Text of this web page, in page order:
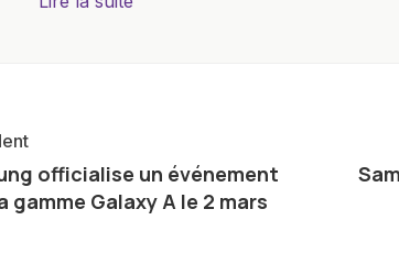
communauté en ligne. Mon engagement
de la technologie me permet de
le futur numérique nous réserve.
officialise un événement
gamme Galaxy A le 2 mars